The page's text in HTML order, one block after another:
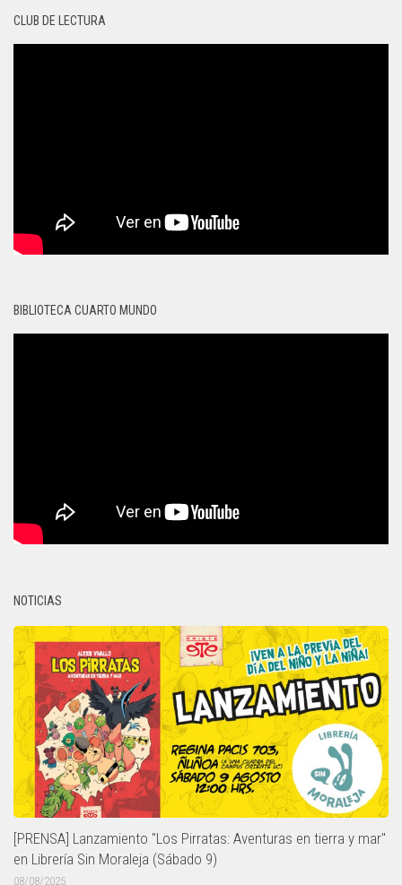
CLUB DE LECTURA
BIBLIOTECA CUARTO MUNDO
NOTICIAS
[PRENSA] Lanzamiento "Los Pirratas: Aventuras en tierra y mar"
en Librería Sin Moraleja (Sábado 9)
08/08/2025